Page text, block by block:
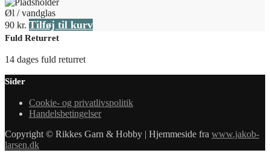
Øl / vandglas
90 kr. Tilføj til kurv
Fuld Returret
14 dages fuld returret
Sider
Cookie- og privatlivspolitik
Handelsbetingelser
Copyright © Rikkes Garn & Hobby | Hjemmeside fra www.jakob-
larsen.dk